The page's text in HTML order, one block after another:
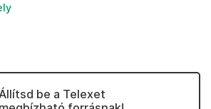
be a Telexet